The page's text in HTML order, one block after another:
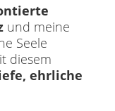
und meine
Seele
diesem
ehrliche